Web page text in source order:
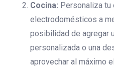
Cocina: Personaliza tu
electrodomésticos a
posibilidad de agregar
personalizada o una
aprovechar al máximo